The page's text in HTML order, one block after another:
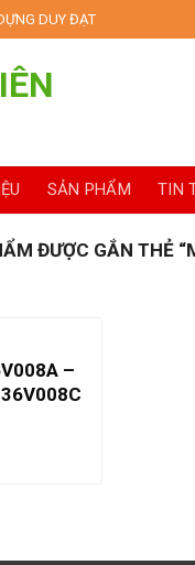
DUY ĐẠT
SẢN PHẨM TIN
ĐƯỢC GẮN THẺ
–